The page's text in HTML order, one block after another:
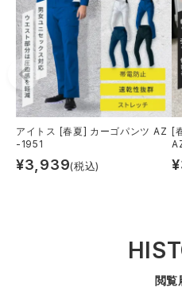
アイトス [春夏] カーゴパンツ AZ
-1951
¥3,939(税込)
[
¥
閲覧